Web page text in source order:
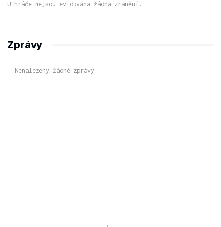
U hráče nejsou evidována žádná zranění.
Zprávy
Nenalezeny žádné zprávy.